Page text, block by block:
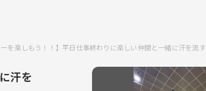
ーを楽しもう！！】平日仕事終わりに楽しい仲間と一緒に汗を
汗を